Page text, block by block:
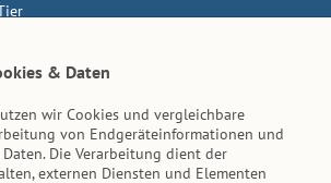
& Daten
wir Cookies und vergleichbare
von Endgeräteinformationen und
Die Verarbeitung dient der
externen Diensten und Elementen